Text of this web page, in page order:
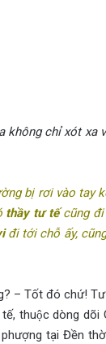
không chỉ xót xa
bị rơi vào tay
thầy tư tếcũng đi
đi tới chỗ ấy,
– Tốt đó chứ!
thuộc dòng dõi
tại Đền